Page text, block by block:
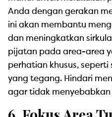
Anda dengan gerakan
ini akan membantu
dan meningkatkan
pijatan pada area-area
perhatian khusus,
yang tegang. Hindari
agar tidak menyebabkan